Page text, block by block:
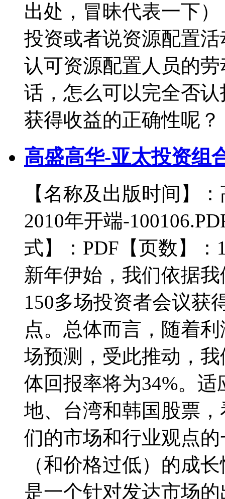
出处，冒昧代表一下
投资或者说资源配置
认可资源配置人员的
话，怎么可以完全否
获得收益的正确性呢？
高盛高华-亚太投资组
【名称及出版时间】
2010年开端-
式】：PDF【页数】
新年伊始，我们依据
150多场投资者会议获
点。总体而言，随着
场预测，受此推动，
体回报率将为34%。
地、台湾和韩国股票
们的市场和行业观点
（和价格过低）的成
是一个针对发达市场